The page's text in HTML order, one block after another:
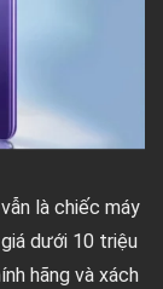
vẫn là chiếc máy
dưới 10 triệu
hãng và xách